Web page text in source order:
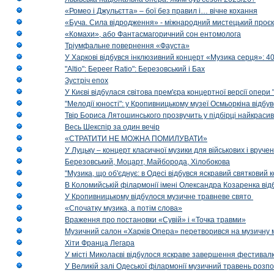
«Ромео і Джульєтта» – бої без правил і… вічне кохання
«Буча. Сила відродження» - міжнародний мистецький
«Комахи», або Фантасмагоричний сон ентомолога
Тріумфальне повернення «Фауста»
У Харкові відбувся інклюзивний концерт «Музика серця»:
"Altio": Береer Ratio": Березовський і Бах
Зустріч епох
У Києві відбулася світова прем'єра концертної версії
"Мелодії юності": у Кропивницькому музеї Осмьоркіна
Твір Бориса Лятошинського прозвучить у підбірці
Весь Шекспір за один вечір
«СТРАТИТИ НЕ МОЖНА ПОМИЛУВАТИ»
У Луцьку – концерт класичної музики для військових і
Березовський, Моцарт, Майборода, Хілобокова
"Музика, що об'єднує: в Одесі відбувся яскравий
В Коломийській філармонії імені Олександра Козаренка
У Кропивницькому відбулося музичне травневе свято
«Спочатку музика, а потім слова»
Враження про постановки «Сувій» і «Точка травми»
Музичний салон «Харків Опера» перетворився на музичну
Хіти Франца Легара
У місті Миколаєві відбулося яскраве завершення
У Великій залі Одеської філармонії музичний травень